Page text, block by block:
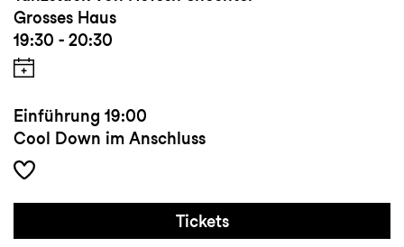
Grosses Haus
19:30 - 20:30
Einführung 19:00
Cool Down im Anschluss
Tickets